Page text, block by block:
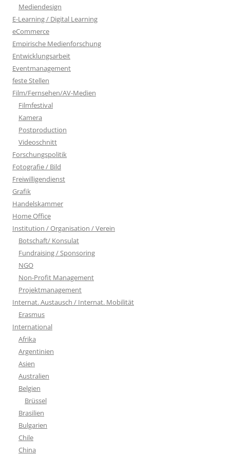
Mediendesign
E-Learning / Digital Learning
eCommerce
Empirische Medienforschung
Entwicklungsarbeit
Eventmanagement
feste Stellen
Film/Fernsehen/AV-Medien
Filmfestival
Kamera
Postproduction
Videoschnitt
Forschungspolitik
Fotografie / Bild
Freiwilligendienst
Grafik
Handelskammer
Home Office
Institution / Organisation / Verein
Botschaft/ Konsulat
Fundraising / Sponsoring
NGO
Non-Profit Management
Projektmanagement
Internat. Austausch / Internat. Mobilität
Erasmus
International
Afrika
Argentinien
Asien
Australien
Belgien
Brüssel
Brasilien
Bulgarien
Chile
China